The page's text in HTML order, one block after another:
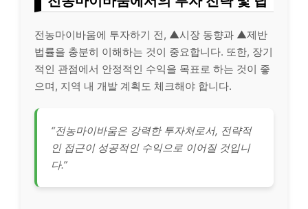
전농마이바움에 투자하기 전, ▲시장 동향과 ▲제반
법률을 충분히 이해하는 것이 중요합니다. 또한, 장기
적인 관점에서 안정적인 수익을 목표로 하는 것이 좋
으며, 지역 내 개발 계획도 체크해야 합니다.
“전농마이바움은 강력한 투자처로서, 전략적
인 접근이 성공적인 수익으로 이어질 것입니
다.”